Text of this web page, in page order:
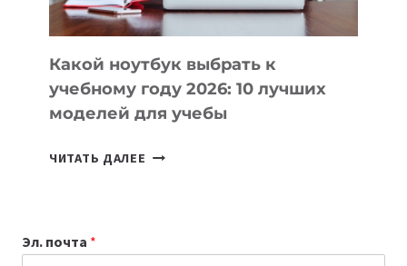
СЛОЖНОГО
КОДА
Какой ноутбук выбрать к
учебному году 2026: 10 лучших
моделей для учебы
ЧИТАТЬ ДАЛЕЕ КАКОЙ
Эл. почта *